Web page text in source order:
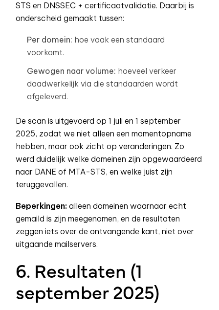
STS en DNSSEC + certificaatvalidatie. Daarbij is
onderscheid gemaakt tussen:
Per domein: hoe vaak een standaard
voorkomt.
Gewogen naar volume: hoeveel verkeer
daadwerkelijk via die standaarden wordt
afgeleverd.
De scan is uitgevoerd op 1 juli en 1 september
2025, zodat we niet alleen een momentopname
hebben, maar ook zicht op veranderingen. Zo
werd duidelijk welke domeinen zijn opgewaardeerd
naar DANE of MTA-STS, en welke juist zijn
teruggevallen.
Beperkingen: alleen domeinen waarnaar echt
gemaild is zijn meegenomen, en de resultaten
zeggen iets over de ontvangende kant, niet over
uitgaande mailservers.
6. Resultaten (1
september 2025)